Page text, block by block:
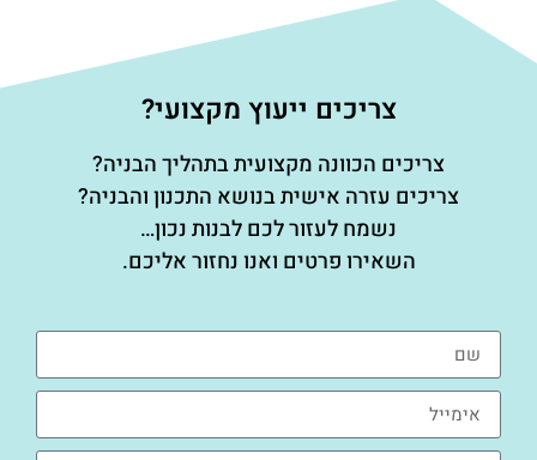
צריכים ייעוץ מקצועי?
צריכים הכוונה מקצועית בתהליך הבניה?
צריכים עזרה אישית בנושא התכנון והבניה?
נשמח לעזור לכם לבנות נכון…
השאירו פרטים ואנו נחזור אליכם.